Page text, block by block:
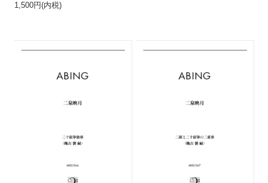
1,500円(内税)